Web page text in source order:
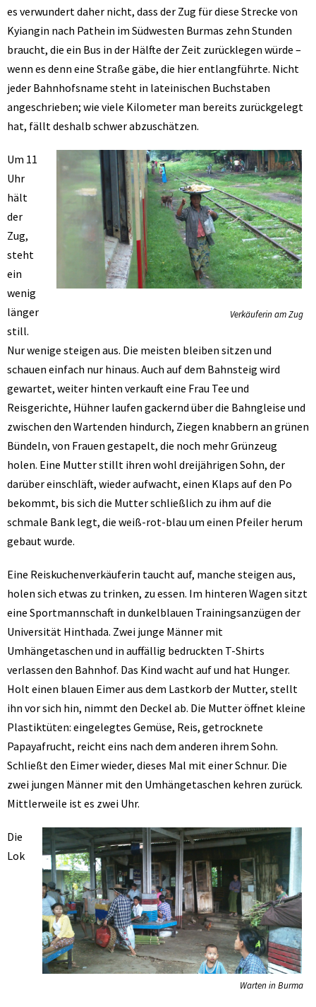
es verwundert daher nicht, dass der Zug für diese Strecke von
Kyiangin nach Pathein im Südwesten Burmas zehn Stunden
braucht, die ein Bus in der Hälfte der Zeit zurücklegen würde –
wenn es denn eine Straße gäbe, die hier entlangführte. Nicht
jeder Bahnhofsname steht in lateinischen Buchstaben
angeschrieben; wie viele Kilometer man bereits zurückgelegt
hat, fällt deshalb schwer abzuschätzen.
Verkäuferin am Zug
Um 11
Uhr
hält
der
Zug,
steht
ein
wenig
länger
still.
Nur wenige steigen aus. Die meisten bleiben sitzen und
schauen einfach nur hinaus. Auch auf dem Bahnsteig wird
gewartet, weiter hinten verkauft eine Frau Tee und
Reisgerichte, Hühner laufen gackernd über die Bahngleise und
zwischen den Wartenden hindurch, Ziegen knabbern an grünen
Bündeln, von Frauen gestapelt, die noch mehr Grünzeug
holen. Eine Mutter stillt ihren wohl dreijährigen Sohn, der
darüber einschläft, wieder aufwacht, einen Klaps auf den Po
bekommt, bis sich die Mutter schließlich zu ihm auf die
schmale Bank legt, die weiß-rot-blau um einen Pfeiler herum
gebaut wurde.
Eine Reiskuchenverkäuferin taucht auf, manche steigen aus,
holen sich etwas zu trinken, zu essen. Im hinteren Wagen sitzt
eine Sportmannschaft in dunkelblauen Trainingsanzügen der
Universität Hinthada. Zwei junge Männer mit
Umhängetaschen und in auffällig bedruckten T-Shirts
verlassen den Bahnhof. Das Kind wacht auf und hat Hunger.
Holt einen blauen Eimer aus dem Lastkorb der Mutter, stellt
ihn vor sich hin, nimmt den Deckel ab. Die Mutter öffnet kleine
Plastiktüten: eingelegtes Gemüse, Reis, getrocknete
Papayafrucht, reicht eins nach dem anderen ihrem Sohn.
Schließt den Eimer wieder, dieses Mal mit einer Schnur. Die
zwei jungen Männer mit den Umhängetaschen kehren zurück.
Mittlerweile ist es zwei Uhr.
Warten in Burma
Die
Lok